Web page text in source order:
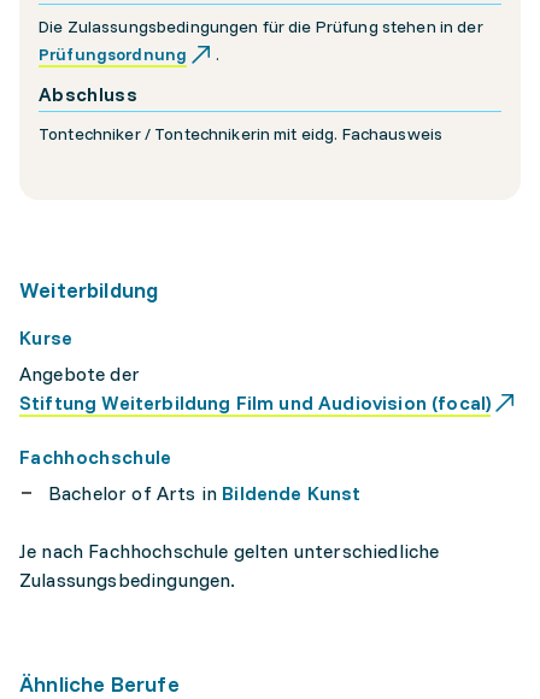
Die Zulassungsbedingungen für die Prüfung stehen in der
Prüfungsordnung
.
Abschluss
Tontechniker / Tontechnikerin mit ­eidg. Fachausweis
Weiterbildung
Kurse
Angebote der
Stiftung Weiterbildung Film und Audiovision (focal)
Fachhochschule
Bachelor of Arts in Bildende Kunst
Je nach Fachhochschule gelten unterschiedliche
Zulassungsbedingungen.
Ähnliche Berufe